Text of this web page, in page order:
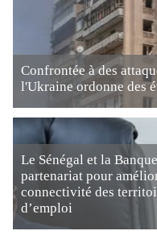
Confrontée à des
l'Ukraine ordonne des
Le Sénégal et la
partenariat pour
connectivité des
d’emploi